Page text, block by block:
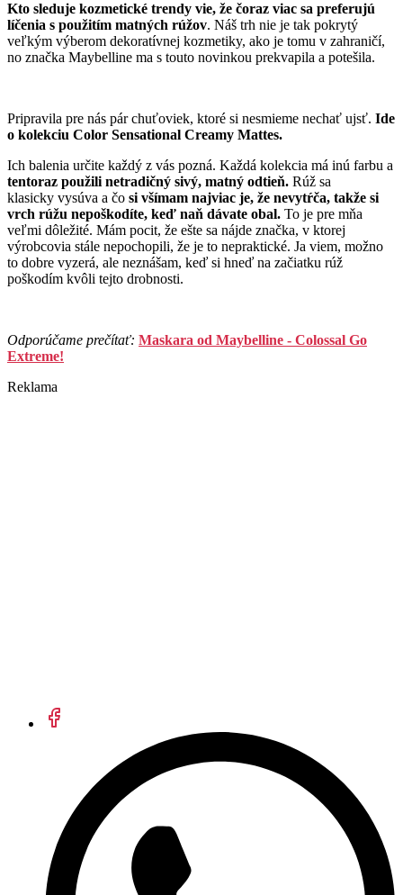
Kto sleduje kozmetické trendy vie, že čoraz viac sa preferujú
líčenia s použitím matných rúžov. Náš trh nie je tak pokrytý
veľkým výberom dekoratívnej kozmetiky, ako je tomu v zahraničí,
no značka Maybelline ma s touto novinkou prekvapila a potešila.
Pripravila pre nás pár chuťoviek, ktoré si nesmieme nechať ujsť. Ide
o kolekciu Color Sensational Creamy Mattes.
Ich balenia určite každý z vás pozná. Každá kolekcia má inú farbu a
tentoraz použili netradičný sivý, matný odtieň. Rúž sa
klasicky vysúva a čo si všímam najviac je, že nevytŕča, takže si
vrch rúžu nepoškodíte, keď naň dávate obal. To je pre mňa
veľmi dôležité. Mám pocit, že ešte sa nájde značka, v ktorej
výrobcovia stále nepochopili, že je to nepraktické. Ja viem, možno
to dobre vyzerá, ale neznášam, keď si hneď na začiatku rúž
poškodím kvôli tejto drobnosti.
Odporúčame prečítať: Maskara od Maybelline - Colossal Go
Extreme!
Reklama